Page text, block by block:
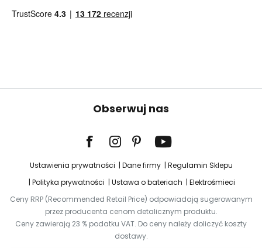
Obserwuj nas
Ustawienia prywatności Dane firmy
Regulamin Sklepu
Polityka prywatności
Ustawa o bateriach
Elektrośmieci
Ceny RRP (Recommended Retail Price) odpowiadają sugerowanym
przez producenta cenom detalicznym produktu.
Ceny zawierają 23 % podatku VAT. Do ceny należy doliczyć koszty
dostawy.